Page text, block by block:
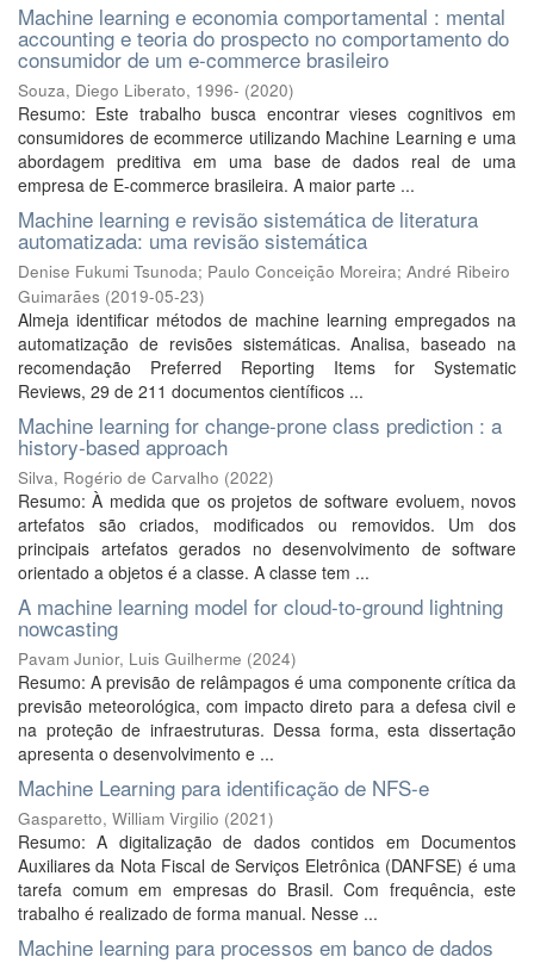
Machine learning e economia comportamental : mental
accounting e teoria do prospecto no comportamento do
consumidor de um e-commerce brasileiro
Souza, Diego Liberato, 1996- (2020)
Resumo: Este trabalho busca encontrar vieses cognitivos em
consumidores de ecommerce utilizando Machine Learning e uma
abordagem preditiva em uma base de dados real de uma
empresa de E-commerce brasileira. A maior parte ...
Machine learning e revisão sistemática de literatura
automatizada: uma revisão sistemática
Denise Fukumi Tsunoda; Paulo Conceição Moreira; André Ribeiro
Guimarães (2019-05-23)
Almeja identificar métodos de machine learning empregados na
automatização de revisões sistemáticas. Analisa, baseado na
recomendação Preferred Reporting Items for Systematic
Reviews, 29 de 211 documentos científicos ...
Machine learning for change-prone class prediction : a
history-based approach
Silva, Rogério de Carvalho (2022)
Resumo: À medida que os projetos de software evoluem, novos
artefatos são criados, modificados ou removidos. Um dos
principais artefatos gerados no desenvolvimento de software
orientado a objetos é a classe. A classe tem ...
A machine learning model for cloud-to-ground lightning
nowcasting
Pavam Junior, Luis Guilherme (2024)
Resumo: A previsão de relâmpagos é uma componente crítica da
previsão meteorológica, com impacto direto para a defesa civil e
na proteção de infraestruturas. Dessa forma, esta dissertação
apresenta o desenvolvimento e ...
Machine Learning para identificação de NFS-e
Gasparetto, William Virgilio (2021)
Resumo: A digitalização de dados contidos em Documentos
Auxiliares da Nota Fiscal de Serviços Eletrônica (DANFSE) é uma
tarefa comum em empresas do Brasil. Com frequência, este
trabalho é realizado de forma manual. Nesse ...
Machine learning para processos em banco de dados